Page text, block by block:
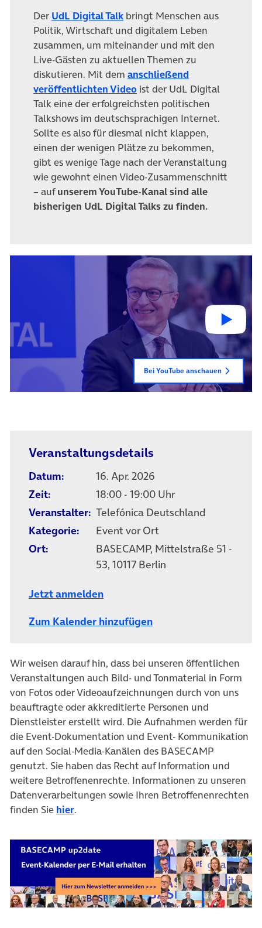
Der UdL Digital Talk(öffnet in neuem Tab)
bringt Menschen aus
Politik, Wirtschaft und digitalem Leben
zusammen, um miteinander und mit den
Live-Gästen zu aktuellen Themen zu
diskutieren. Mit dem anschließend
veröffentlichten Video (öffnet in neuem Tab)
ist der UdL Digital
Talk eine der erfolgreichsten politischen
Talkshows im deutschsprachigen Internet.
Sollte es also für diesmal nicht klappen,
einen der wenigen Plätze zu bekommen,
gibt es wenige Tage nach der Veranstaltung
wie gewohnt einen Video-Zusammenschnitt
– aufunserem YouTube-Kanal sind alle
bisherigen UdL Digital Talks zu finden.
Bei YouTube anschauen
Veranstaltungsdetails
Datum:
16. Apr. 2026
Zeit:
18:00 - 19:00 Uhr
Veranstalter: Telefónica Deutschland
Kategorie:
Event vor Ort
Ort:
BASECAMP, Mittelstraße 51 -
53, 10117 Berlin
Jetzt anmelden
Zum Kalender hinzufügen
Wir weisen darauf hin, dass bei unseren öffentlichen
Veranstaltungen auch Bild- und Tonmaterial in Form
von Fotos oder Videoaufzeichnungen durch von uns
beauftragte oder akkreditierte Personen und
Dienstleister erstellt wird. Die Aufnahmen werden für
die Event-Dokumentation und Event- Kommunikation
auf den Social-Media-Kanälen des BASECAMP
genutzt. Sie haben das Recht auf Information und
weitere Betroffenenrechte. Informationen zu unseren
Datenverarbeitungen sowie Ihren Betroffenenrechten
finden Sie hier.